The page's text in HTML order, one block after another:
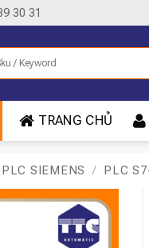
30 31
TRANG CHỦ
SIEMENS / PLC